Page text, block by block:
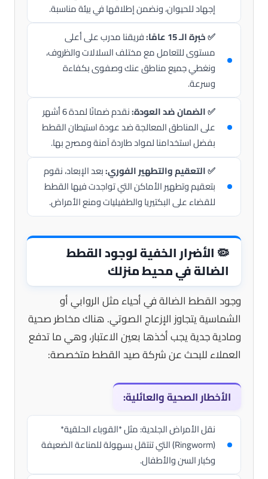
إجهاد للحيوان، ونضمن إطلاقها في بيئة مناسبة.
✅ خبرة الـ 15 عامًا:
فريقنا مدرب على أعلى
مستوى للتعامل مع مختلف السلالات والظروف،
ونغطي جميع مناطق عنك وصفوى بكفاءة
وسرعة.
✅ الضمان ضد العودة:
نقدم ضمانًا لمدة 6 أشهر
على المناطق المعالجة ضد عودة استيطان القطط
بفضل استخدامنا لمواد طاردة آمنة ومصرح بها.
✅ التعقيم والتطهير الفوري:بعد الإبعاد، نقوم
بتعقيم وتطهير الأماكن التي تواجدت فيها القطط
للقضاء على البكتيريا والطفيليات ومنع الأمراض.
🦠الأضرار الخفية لوجود القطط
الضالة في محيط منزلك
وجود القطط الضالة في أحياء مثل الروابي أو
الشماسية يتجاوز الإزعاج الصوتي. هناك مخاطر صحية
ومادية جدية يجب أخذها بعين الاعتبار، وهي ما تدفع
العملاء للبحث عن شركة صيد القطط متخصصة:
الأخطار الصحية والعائلية:
نقل الأمراض الجلدية: مثل *القوباء الحلقية*
(Ringworm) التي تنتقل بسهولة للمناعة الضعيفة
وكبار السن والأطفال.